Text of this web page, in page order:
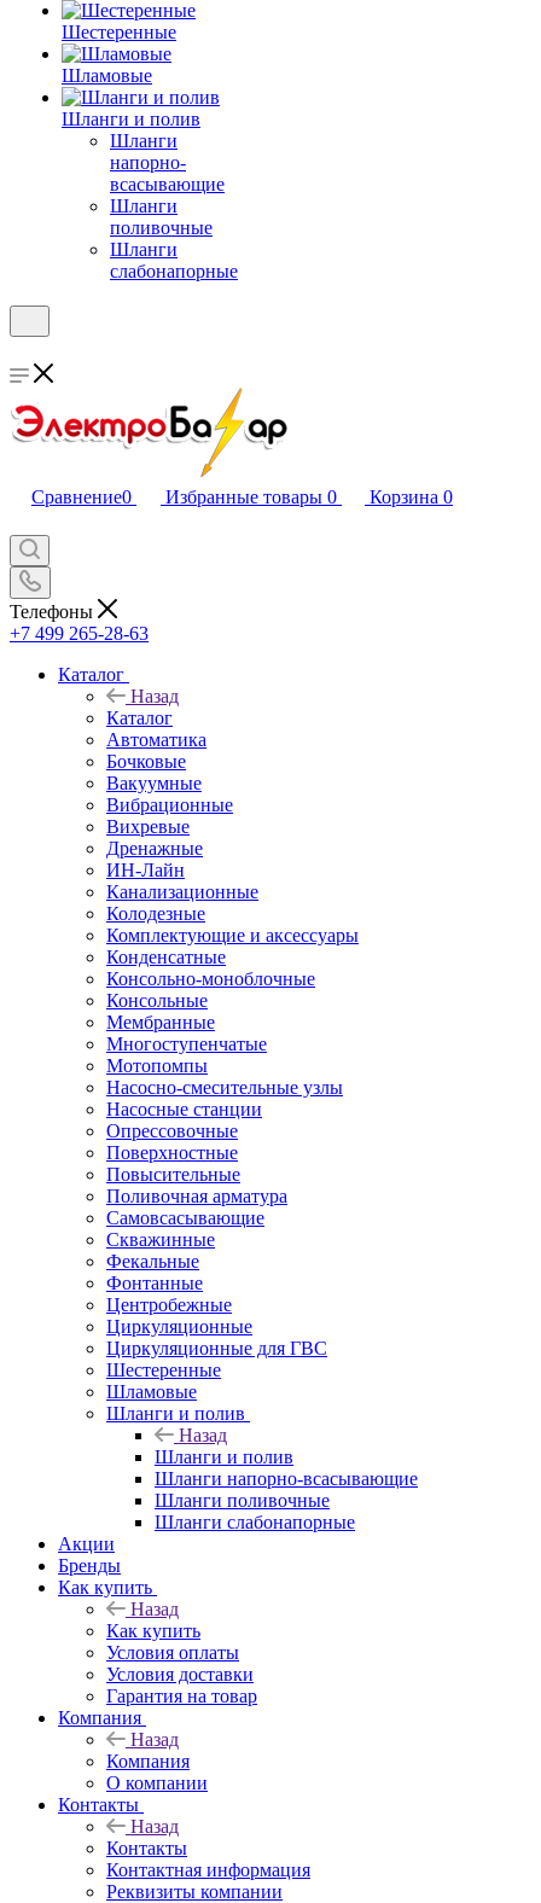
Шестеренные
Шламовые
Шланги и полив
Шланги
напорно-
всасывающие
Шланги
поливочные
Шланги
слабонапорные
Сравнение0 Избранные товары 0 Корзина 0
Телефоны
+7 499 265-28-63
Каталог
Назад
Каталог
Автоматика
Бочковые
Вакуумные
Вибрационные
Вихревые
Дренажные
ИН-Лайн
Канализационные
Колодезные
Комплектующие и аксессуары
Конденсатные
Консольно-моноблочные
Консольные
Мембранные
Многоступенчатые
Мотопомпы
Насосно-смесительные узлы
Насосные станции
Опрессовочные
Поверхностные
Повысительные
Поливочная арматура
Самовсасывающие
Скважинные
Фекальные
Фонтанные
Центробежные
Циркуляционные
Циркуляционные для ГВС
Шестеренные
Шламовые
Шланги и полив
Назад
Шланги и полив
Шланги напорно-всасывающие
Шланги поливочные
Шланги слабонапорные
Акции
Бренды
Как купить
Назад
Как купить
Условия оплаты
Условия доставки
Гарантия на товар
Компания
Назад
Компания
О компании
Контакты
Назад
Контакты
Контактная информация
Реквизиты компании